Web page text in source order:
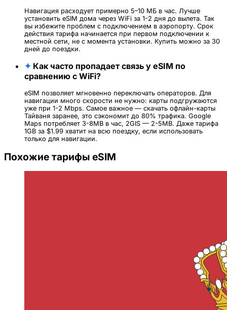
Навигация расходует примерно 5–10 МБ в час. Лучше
установить eSIM дома через WiFi за 1-2 дня до вылета. Так
вы избежите проблем с подключением в аэропорту. Срок
действия тарифа начинается при первом подключении к
местной сети, не с момента установки. Купить можно за 30
дней до поездки.
✦ Как часто пропадает связь у eSIM по
сравнению с WiFi?
eSIM позволяет мгновенно переключать операторов. Для
навигации много скорости не нужно: карты подгружаются
уже при 1-2 Mbps. Самое важное — скачать офлайн-карты
Тайваня заранее, это сэкономит до 80% трафика. Google
Maps потребляет 3-8MB в час, 2GIS — 2-5MB. Даже тарифа
1GB за $1.99 хватит на всю поездку, если использовать
только для навигации.
Похожие тарифы eSIM